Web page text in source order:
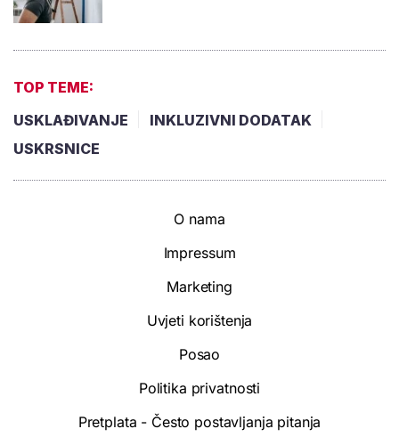
TOP TEME:
USKLAĐIVANJE
INKLUZIVNI DODATAK
USKRSNICE
O nama
Impressum
Marketing
Uvjeti korištenja
Posao
Politika privatnosti
Pretplata - Često postavljanja pitanja